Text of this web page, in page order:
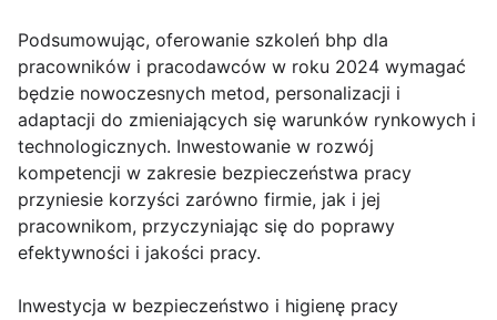
Podsumowując, oferowanie szkoleń bhp dla
pracowników i pracodawców w roku 2024 wymagać
będzie nowoczesnych metod, personalizacji i
adaptacji do zmieniających się warunków rynkowych i
technologicznych. Inwestowanie w rozwój
kompetencji w zakresie bezpieczeństwa pracy
przyniesie korzyści zarówno firmie, jak i jej
pracownikom, przyczyniając się do poprawy
efektywności i jakości pracy.
Inwestycja w bezpieczeństwo i higienę pracy